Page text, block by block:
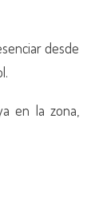
desde
en la zona,